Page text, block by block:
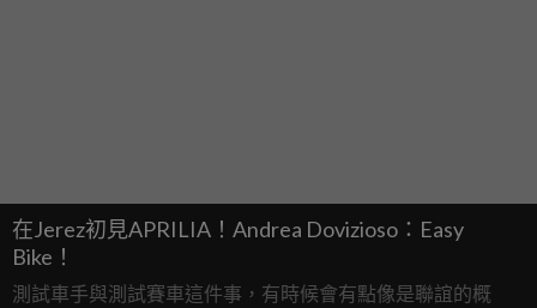
在Jerez初見APRILIA！Andrea Dovizioso：Easy
Bike！
測試車手與測試賽車這件事，有時候會有點像是聯誼的概